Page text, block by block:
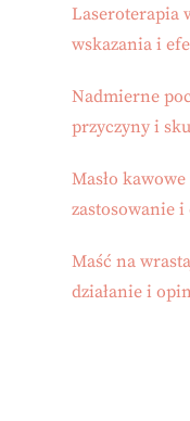
Laseroterapia
wskazania i
Nadmierne
przyczyny i
Masło
zastosowanie
Maść na
działanie i